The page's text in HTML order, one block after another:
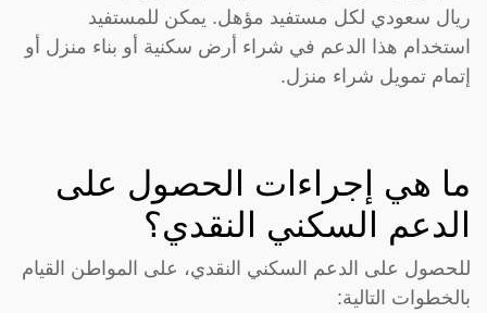
ريال سعودي لكل مستفيد مؤهل. يمكن للمستفيد
استخدام هذا الدعم في شراء أرض سكنية أو بناء منزل أو
إتمام تمويل شراء منزل.
ما هي إجراءات الحصول على
الدعم السكني النقدي؟
للحصول على الدعم السكني النقدي، على المواطن القيام
بالخطوات التالية: